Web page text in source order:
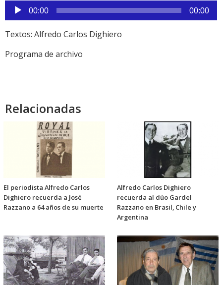
Reproductor
de
audio
00:00 00:00
Textos: Alfredo Carlos Dighiero
Programa de archivo
Relacionadas
El periodista Alfredo Carlos
Dighiero recuerda a José
Razzano a 64 años de su muerte
Alfredo Carlos Dighiero
recuerda al dúo Gardel
Razzano en Brasil, Chile y
Argentina